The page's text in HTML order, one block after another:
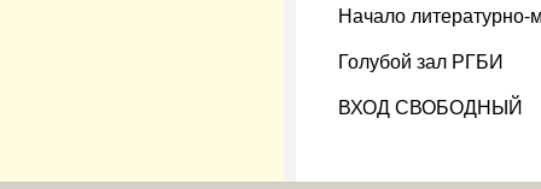
Начало литературно-
Голубой зал РГБИ
ВХОД СВОБОДНЫЙ